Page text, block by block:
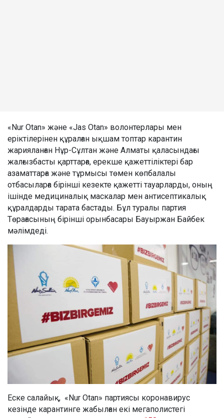
«Nur Otan» және «Jas Otan» волонтерлары мен
еріктілерінен құралған ықшам топтар карантин
жарияланған Нұр-Сұлтан және Алматы қаласындағы
жалғызбасты қарттарға, ерекше қажеттіліктері бар
азаматтарға және тұрмысы төмен көпбалалы
отбасыларға бірінші кезекте қажетті тауарларды, оның
ішінде медициналық маскалар мен антисептикалық
құралдарды тарата бастады. Бұл туралы партия
Төрағасының бірінші орынбасары Бауыржан Байбек
мәлімдеді.
Еске салайық, «Nur Otan» партиясы коронавирус
кезінде карантинге жабылған екі мегаполистегі